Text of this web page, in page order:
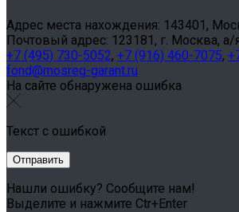
Адрес места нахождения: 143401,
Почтовый адрес: 123181, г. Москва, а/
+7 (495) 730-5052, +7 (916) 460-7075,
fond@mosreg-garant.ru
На сайте обнаружена ошибка
Текст с ошибкой
Нашли ошибку? Сообщите нам!
Выделите и нажмите Ctr+Enter